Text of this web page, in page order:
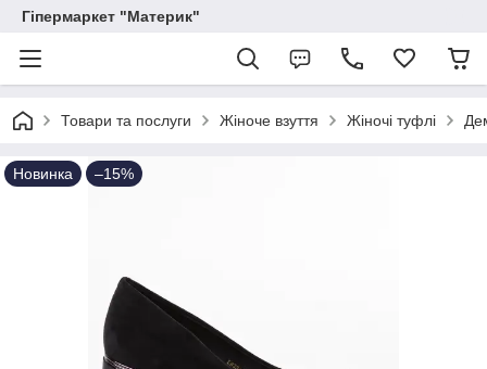
Гіпермаркет "Материк"
Товари та послуги Жіноче взуття Жіночі туфлі
Новинка –15%